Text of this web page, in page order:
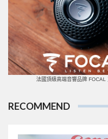
法國頂級高端音響品牌 FOCAL
RECOMMEND